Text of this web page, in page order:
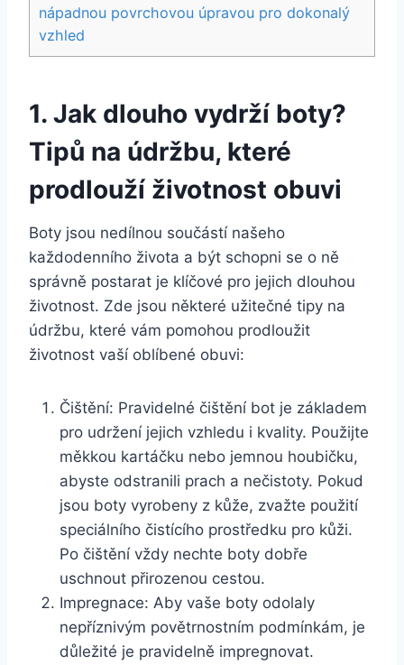
nápadnou ‌povrchovou úpravou pro dokonalý
vzhled
1. ‌Jak dlouho vydrží ⁣boty?
Tipů na údržbu, které
prodlouží životnost obuvi
Boty jsou nedílnou ​součástí‌ našeho
každodenního života a být schopni ​se o ně
správně postarat je klíčové pro jejich dlouhou
životnost. Zde⁤ jsou některé užitečné⁣ tipy na
údržbu, které vám pomohou prodloužit
životnost vaší​ oblíbené obuvi:
Čištění: Pravidelné ‌čištění bot je základem
pro⁢ udržení jejich vzhledu i kvality. Použijte
měkkou kartáčku nebo jemnou houbičku,
abyste odstranili prach a nečistoty. Pokud
jsou boty‍ vyrobeny z⁣ kůže, zvažte použití
speciálního čistícího prostředku pro kůži.
Po ​čištění vždy nechte ​boty dobře
uschnout přirozenou cestou.
Impregnace: Aby vaše ⁣boty odolaly
nepříznivým povětrnostním podmínkám, je
důležité je⁢ pravidelně impregnovat.